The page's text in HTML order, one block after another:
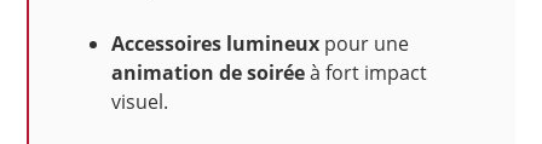
Accessoires lumineux pour une
animation de soiréeà fort impact
visuel.